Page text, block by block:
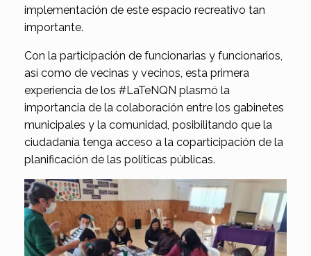
implementación de este espacio recreativo tan
importante.
Con la participación de funcionarias y funcionarios,
así como de vecinas y vecinos, esta primera
experiencia de los #LaTeNQN plasmó la
importancia de la colaboración entre los gabinetes
municipales y la comunidad, posibilitando que la
ciudadanía tenga acceso a la coparticipación de la
planificación de las políticas públicas.